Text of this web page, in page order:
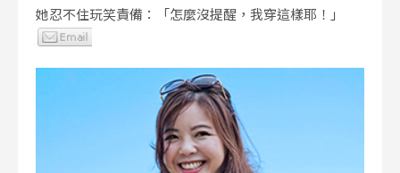
她忍不住玩笑責備：「怎麼沒提醒，我穿這樣耶！」